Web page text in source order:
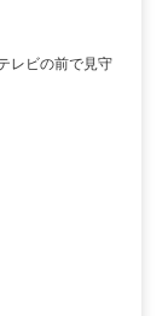
レビの前で見守